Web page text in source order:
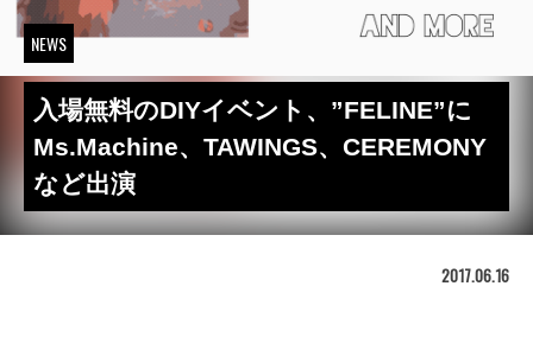
NEWS
入場無料のDIYイベント、”FELINE”に
Ms.Machine、TAWINGS、CEREMONY
など出演
2017.06.16